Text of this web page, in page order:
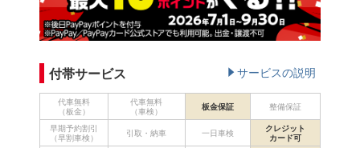
付帯サービス サービスの説明
代車無料
（板金）
代車無料
（車検）
板金保証 整備保証
早期予約割引
（早割車検）
引取・納車 一日車検
クレジット
カード可